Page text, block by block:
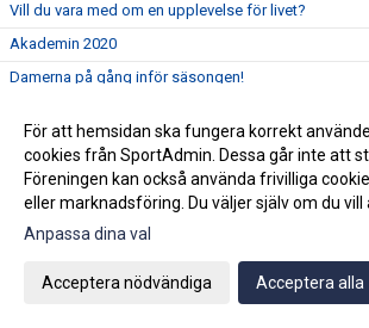
Vill du vara med om en upplevelse för livet?
Akademin 2020
Damerna på gång inför säsongen!
Träningarna är i full gång på Fridhemsparken
Julhälsning!
3:e advent=3 stjärnor
Ny klubbchef tillsatt.
För att hemsidan ska fungera korrekt
cookies från SportAdmin. Dessa går inte att
Föreningen kan också använda frivilliga
eller marknadsföring. Du väljer själv om du vill
Anpassa dina val
Acceptera nödvändiga Acceptera alla